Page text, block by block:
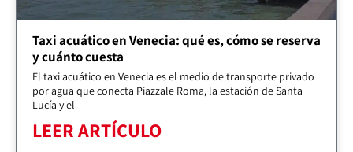
Taxi acuático en Venecia: qué es, cómo se reserva
y cuánto cuesta
El taxi acuático en Venecia es el medio de transporte privado
por agua que conecta Piazzale Roma, la estación de Santa
Lucía y el
LEER ARTÍCULO